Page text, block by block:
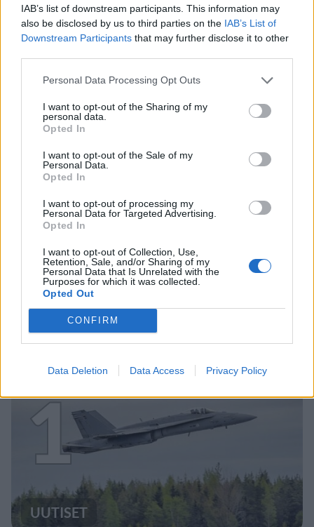
IAB’s list of downstream participants. This information may
also be disclosed by us to third parties on the IAB’s List of
Downstream Participants that may further disclose it to other
Personal Data Processing Opt Outs
I want to opt-out of the Sharing of my
personal data.
Opted In
I want to opt-out of the Sale of my
Personal Data.
Opted In
I want to opt-out of processing my
Personal Data for Targeted Advertising.
Opted In
I want to opt-out of Collection, Use,
Retention, Sale, and/or Sharing of my
Personal Data that Is Unrelated with the
Purposes for which it was collected.
Opted Out
CONFIRM
Data Deletion Data Access Privacy Policy
1
UUTISET